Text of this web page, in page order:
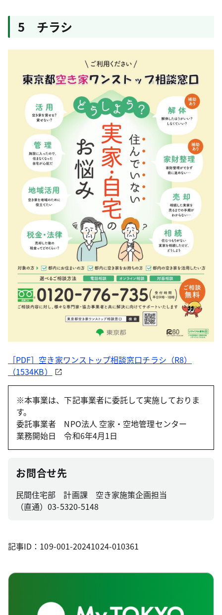
5 チラシ
［PDF］空き家ワンストップ相談窓口チラシ（R8）
（1534KB）
※本事業は、下記事業者に委託して実施しておりま
す。
委託事業者 NPO法人 空家・空地管理センター
業務開始日 令和6年4月1日
お問合せ先
民間住宅部 計画課 空き家施策企画担当
（直通）03-5320-5148
記事ID：109-001-20241024-010361